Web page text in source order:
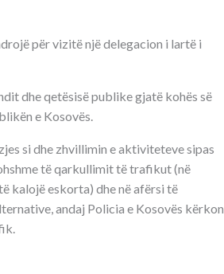
për vizitë një delegacion i lartë i
dhe qetësisë publike gjatë kohës së
e Kosovës.
si dhe zhvillimin e aktiviteteve sipas
të qarkullimit të trafikut (në
kalojë eskorta) dhe në afërsi të
andaj Policia e Kosovës kërkon